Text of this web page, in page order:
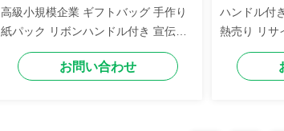
高級小規模企業 ギフトバッグ 手作り
紙パック リボンハンドル付き 宣伝用
お問い合わせ
ハンドル付
熱売り リサ
ーケット用